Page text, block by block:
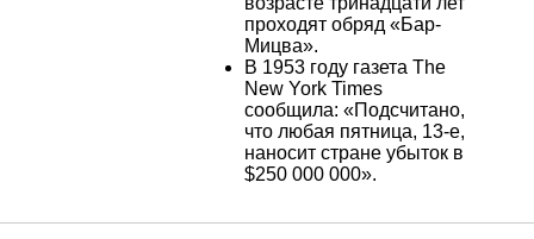
проходят обряд «Бар-
Мицва».
В 1953 году газета Тhe
New York Times
сообщила: «Подсчитано,
что любая пятница, 13-е,
наносит стране убыток в
$250 000 000».